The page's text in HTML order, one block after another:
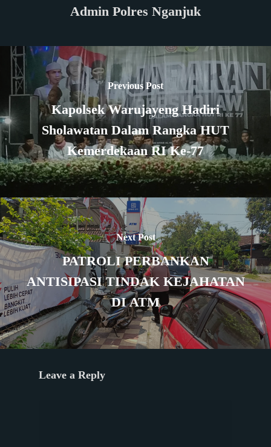
Admin Polres Nganjuk
Previous Post
Kapolsek Warujayeng Hadiri
Sholawatan Dalam Rangka HUT
Kemerdekaan RI Ke-77
Next Post
PATROLI PERBANKAN
ANTISIPASI TINDAK KEJAHATAN
DI ATM
Leave a Reply